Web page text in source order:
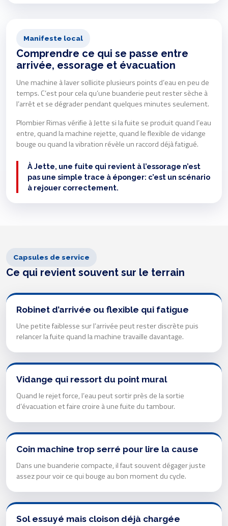
Manifeste local
Comprendre ce qui se passe entre
arrivée, essorage et évacuation
Une machine à laver sollicite plusieurs points d’eau en peu de
temps. C’est pour cela qu’une buanderie peut rester sèche à
l’arrêt et se dégrader pendant quelques minutes seulement.
Plombier Rimas vérifie à Jette si la fuite se produit quand l’eau
entre, quand la machine rejette, quand le flexible de vidange
bouge ou quand la vibration révèle un raccord déjà fatigué.
À Jette, une fuite qui revient à l’essorage n’est
pas une simple trace à éponger: c’est un scénario
à rejouer correctement.
Capsules de service
Ce qui revient souvent sur le terrain
Robinet d’arrivée ou flexible qui fatigue
Une petite faiblesse sur l’arrivée peut rester discrète puis
relancer la fuite quand la machine travaille davantage.
Vidange qui ressort du point mural
Quand le rejet force, l’eau peut sortir près de la sortie
d’évacuation et faire croire à une fuite du tambour.
Coin machine trop serré pour lire la cause
Dans une buanderie compacte, il faut souvent dégager juste
assez pour voir ce qui bouge au bon moment du cycle.
Sol essuyé mais cloison déjà chargée